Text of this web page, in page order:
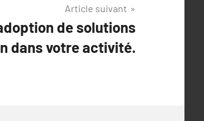
Article suivant
de solutions
dans votre activité.